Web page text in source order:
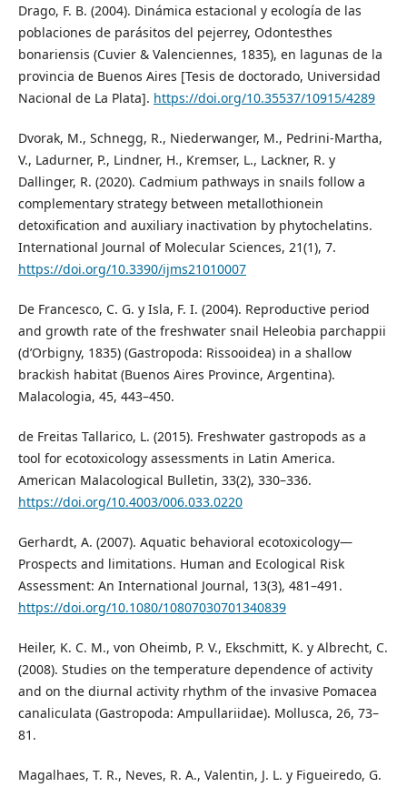
Drago, F. B. (2004). Dinámica estacional y ecología de las
poblaciones de parásitos del pejerrey, Odontesthes
bonariensis (Cuvier & Valenciennes, 1835), en lagunas de la
provincia de Buenos Aires [Tesis de doctorado, Universidad
Nacional de La Plata]. https://doi.org/10.35537/10915/4289
Dvorak, M., Schnegg, R., Niederwanger, M., Pedrini-Martha,
V., Ladurner, P., Lindner, H., Kremser, L., Lackner, R. y
Dallinger, R. (2020). Cadmium pathways in snails follow a
complementary strategy between metallothionein
detoxification and auxiliary inactivation by phytochelatins.
International Journal of Molecular Sciences, 21(1), 7.
https://doi.org/10.3390/ijms21010007
De Francesco, C. G. y Isla, F. I. (2004). Reproductive period
and growth rate of the freshwater snail Heleobia parchappii
(d’Orbigny, 1835) (Gastropoda: Rissooidea) in a shallow
brackish habitat (Buenos Aires Province, Argentina).
Malacologia, 45, 443–450.
de Freitas Tallarico, L. (2015). Freshwater gastropods as a
tool for ecotoxicology assessments in Latin America.
American Malacological Bulletin, 33(2), 330–336.
https://doi.org/10.4003/006.033.0220
Gerhardt, A. (2007). Aquatic behavioral ecotoxicology—
Prospects and limitations. Human and Ecological Risk
Assessment: An International Journal, 13(3), 481–491.
https://doi.org/10.1080/10807030701340839
Heiler, K. C. M., von Oheimb, P. V., Ekschmitt, K. y Albrecht, C.
(2008). Studies on the temperature dependence of activity
and on the diurnal activity rhythm of the invasive Pomacea
canaliculata (Gastropoda: Ampullariidae). Mollusca, 26, 73–
81.
Magalhaes, T. R., Neves, R. A., Valentin, J. L. y Figueiredo, G.